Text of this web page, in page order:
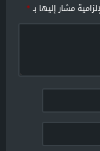
مشار إليها بـ*